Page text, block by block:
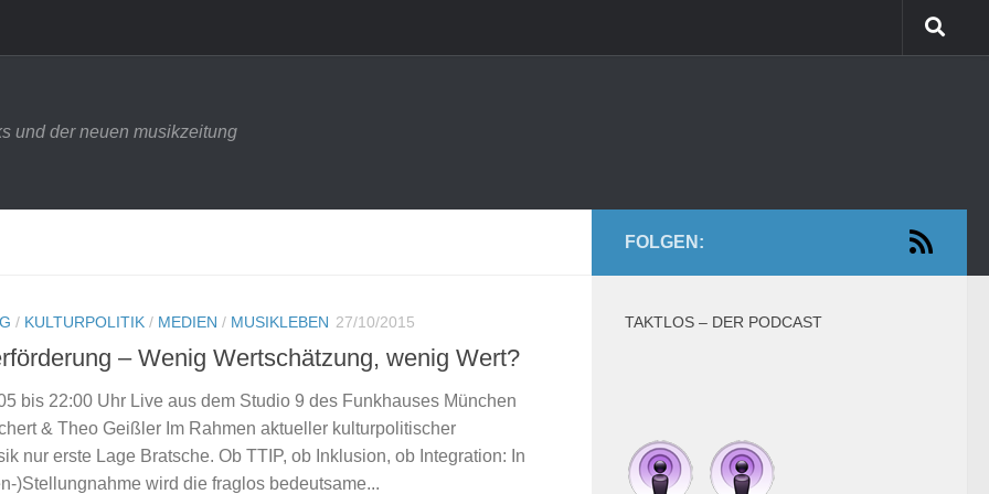
und der neuen musikzeitung
/ KULTURPOLITIK / MEDIEN / MUSIKLEBEN 27/10/2015
– Wenig Wertschätzung, wenig Wert?
bis 22:00 Uhr Live aus dem Studio 9 des Funkhauses München
& Theo Geißler Im Rahmen aktueller kulturpolitischer
nur erste Lage Bratsche. Ob TTIP, ob Inklusion, ob Integration: In
)Stellungnahme wird die fraglos bedeutsame...
FOLGEN:
TAKTLOS – DER PODCAST